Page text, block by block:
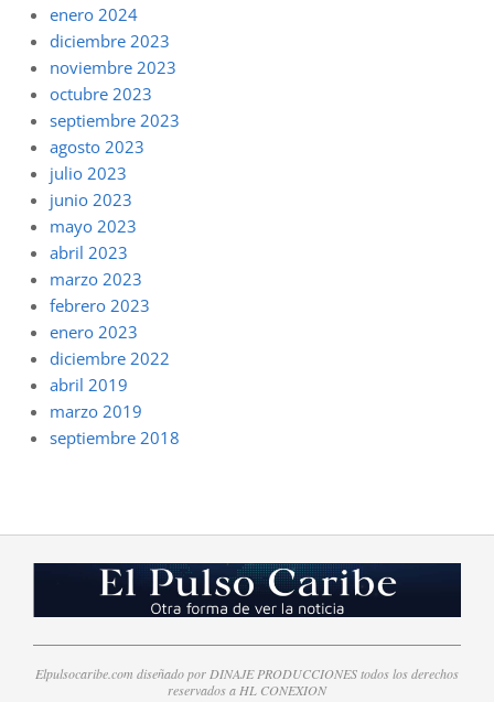
enero 2024
diciembre 2023
noviembre 2023
octubre 2023
septiembre 2023
agosto 2023
julio 2023
junio 2023
mayo 2023
abril 2023
marzo 2023
febrero 2023
enero 2023
diciembre 2022
abril 2019
marzo 2019
septiembre 2018
Elpulsocaribe.com diseñado por DINAJE PRODUCCIONES todos los derechos
reservados a HL CONEXION